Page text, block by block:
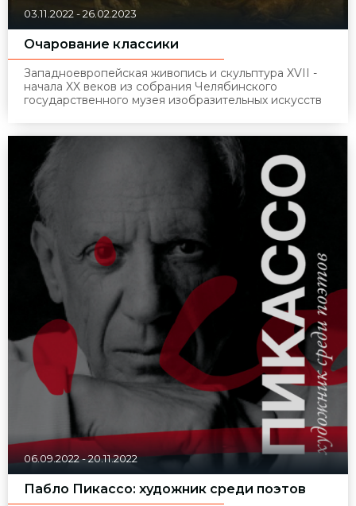
03.11.2022-26.02.2023
Очарование классики
Западноевропейская живопись и скульптура XVII -
начала XX веков из собрания Челябинского
государственного музея изобразительных искусств
06.09.2022-20.11.2022
Пабло Пикассо: художник среди поэтов